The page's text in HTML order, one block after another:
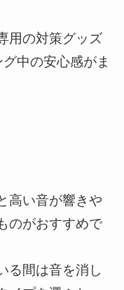
用の対策グッズ
中の安心感がま
高い音が響きや
のがおすすめで
る間は音を消し